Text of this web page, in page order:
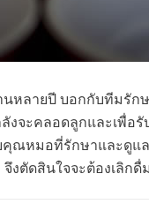
หลายปี บอกกับทีมรัก
จะคลอดลูกและเพื่อ
ณหมอที่รักษาและดูแ
ตัดสินใจจะต้องเลิ